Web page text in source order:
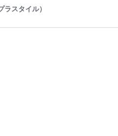
スタイル）